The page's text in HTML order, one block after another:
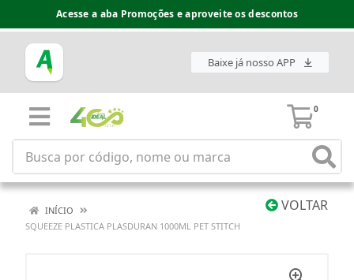
Acesse a aba Promoções e aproveite os descontos
Baixe já nosso APP
0
VOLTAR
INÍCIO
SQUEEZE PLASTICA PLASDURAN 1000ML PET STITCH